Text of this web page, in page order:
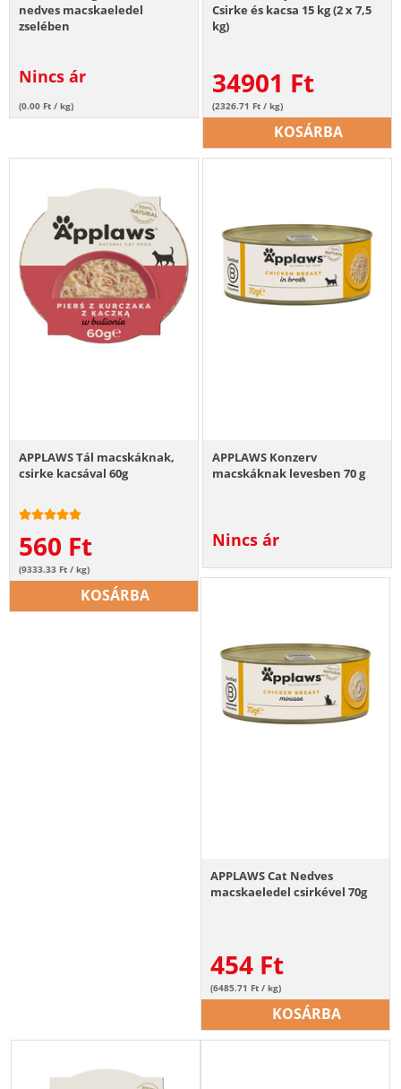
nedves macskaeledel
zselében
Nincs ár
(0.00 Ft / kg)
Csirke és kacsa 15 kg (2 x 7,5
kg)
34901 Ft
(2326.71 Ft / kg)
KOSÁRBA
APPLAWS Tál macskáknak,
csirke kacsával 60g
560 Ft
(9333.33 Ft / kg)
KOSÁRBA
APPLAWS Konzerv
macskáknak levesben 70 g
Nincs ár
APPLAWS Cat Nedves
macskaeledel csirkével 70g
454 Ft
(6485.71 Ft / kg)
KOSÁRBA